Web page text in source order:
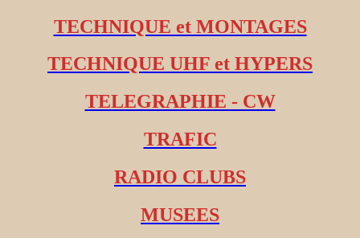
TECHNIQUE et MONTAGES
TECHNIQUE UHF et HYPERS
TELEGRAPHIE - CW
TRAFIC
RADIO CLUBS
MUSEES